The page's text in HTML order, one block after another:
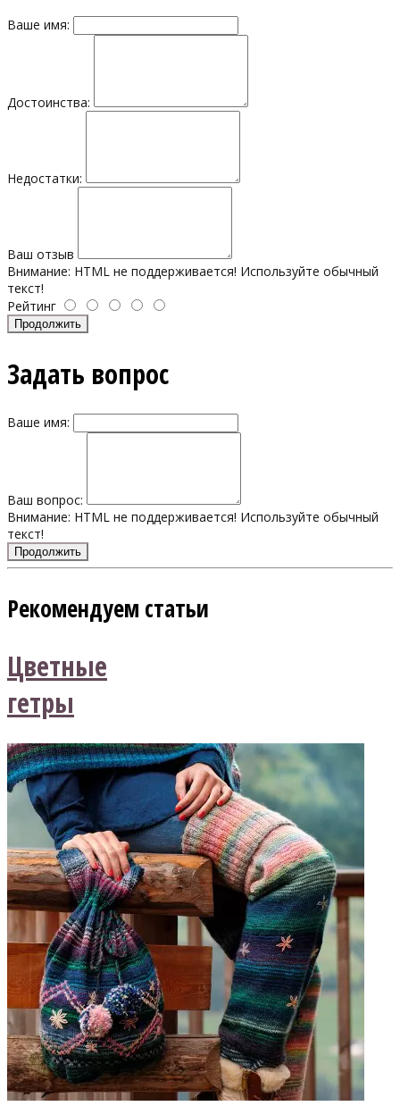
Ваше имя:
Достоинства:
Недостатки:
Ваш отзыв
Внимание: HTML не поддерживается! Используйте обычный
текст!
Рейтинг
Продолжить
Задать вопрос
Ваше имя:
Ваш вопрос:
Внимание: HTML не поддерживается! Используйте обычный
текст!
Продолжить
Рекомендуем статьи
Цветные
гетры